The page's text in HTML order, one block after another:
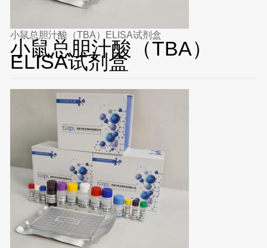
小鼠总胆汁酸（TBA）ELISA试剂盒
小鼠总胆汁酸（TBA）
ELISA试剂盒